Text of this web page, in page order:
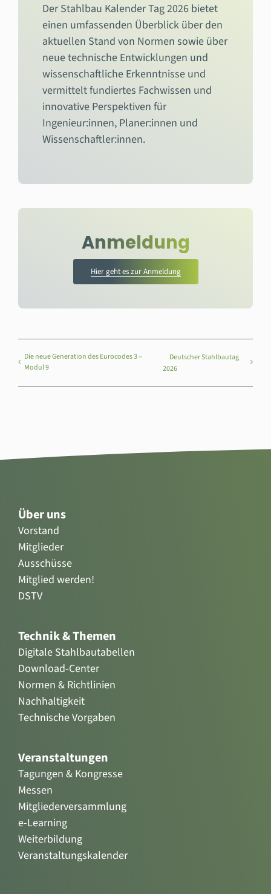
Der Stahlbau Kalender Tag 2026 bietet
einen umfassenden Überblick über den
aktuellen Stand von Normen sowie über
neue technische Entwicklungen und
wissenschaftliche Erkenntnisse und
vermittelt fundiertes Fachwissen und
innovative Perspektiven für
Ingenieur:innen, Planer:innen und
Wissenschaftler:innen.
Anmeldung
Hier geht es zur Anmeldung
Die neue Generation des Eurocodes 3 –
Modul 9
Deutscher Stahlbautag
2026
Über uns
Vorstand
Mitglieder
Ausschüsse
Mitglied werden!
DSTV
Technik & Themen
Digitale Stahlbautabellen
Download-Center
Normen & Richtlinien
Nachhaltigkeit
Technische Vorgaben
Veranstaltungen
Tagungen & Kongresse
Messen
Mitgliederversammlung
e-Learning
Weiterbildung
Veranstaltungskalender